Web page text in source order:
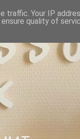
traffic. Your IP
quality of